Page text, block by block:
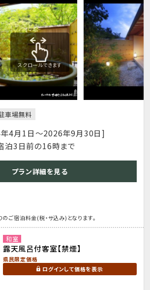
スクロールできます
車場無料
4月1日～2026年9月30日]
泊3日前の16時まで
プラン詳細を見る
ご宿泊料金(税・サ込み)となります。
和室
露天風呂付客室【禁煙】
県民限定価格
ログインして価格を表示